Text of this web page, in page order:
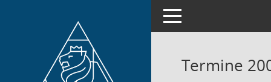
Toggle navigation
Termine